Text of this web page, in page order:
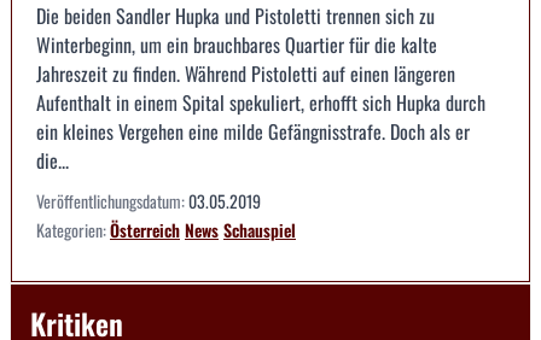
Die beiden Sandler Hupka und Pistoletti trennen sich zu
Winterbeginn, um ein brauchbares Quartier für die kalte
Jahreszeit zu finden. Während Pistoletti auf einen längeren
Aufenthalt in einem Spital spekuliert, erhofft sich Hupka durch
ein kleines Vergehen eine milde Gefängnisstrafe. Doch als er
die...
Veröffentlichungsdatum:03.05.2019
Kategorien:ÖsterreichNewsSchauspiel
Kritiken